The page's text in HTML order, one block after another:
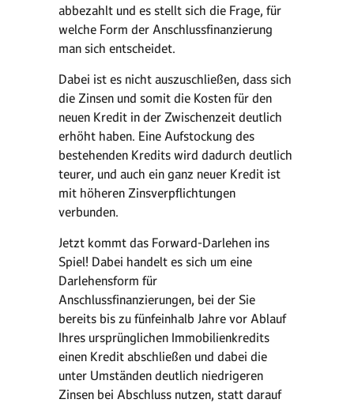
abbezahlt und es stellt sich die Frage, für
welche Form der Anschlussfinanzierung
man sich entscheidet.
Dabei ist es nicht auszuschließen, dass sich
die Zinsen und somit die Kosten für den
neuen Kredit in der Zwischenzeit deutlich
erhöht haben. Eine Aufstockung des
bestehenden Kredits wird dadurch deutlich
teurer, und auch ein ganz neuer Kredit ist
mit höheren Zinsverpflichtungen
verbunden.
Jetzt kommt das Forward-Darlehen ins
Spiel! Dabei handelt es sich um eine
Darlehensform für
Anschlussfinanzierungen, bei der Sie
bereits bis zu fünfeinhalb Jahre vor Ablauf
Ihres ursprünglichen Immobilienkredits
einen Kredit abschließen und dabei die
unter Umständen deutlich niedrigeren
Zinsen bei Abschluss nutzen, statt darauf